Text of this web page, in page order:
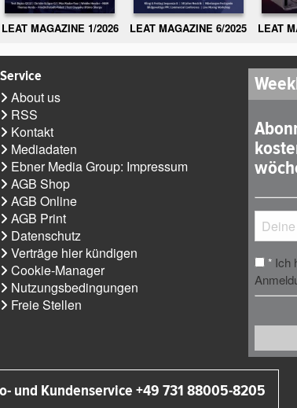
LEAT MAGAZINE 1/2026 LEAT MAGAZINE 6/2025 LEAT
Service
About us
RSS
Kontakt
Mediadaten
Ebner Media Group: Impressum
AGB Shop
AGB Online
AGB Print
Datenschutz
Verträge hier kündigen
Cookie-Manager
Nutzungsbedingungen
Freie Stellen
* Ich
und Kundenservice +49 731 88005-8205